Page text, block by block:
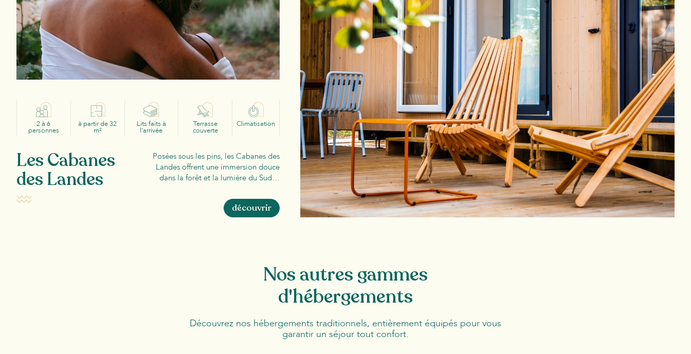
2 à 6
personnes
à partir de 32
m²
Lits faits à
l'arrivée
Terrasse
couverte
Climatisation
Les Cabanes
des Landes
Posées sous les pins, les Cabanes des
Landes offrent une immersion douce
dans la forêt et la lumière du Sud…
découvrir
Nos autres gammes
d'hébergements
Découvrez nos hébergements traditionnels, entièrement équipés pour vous
garantir un séjour tout confort.